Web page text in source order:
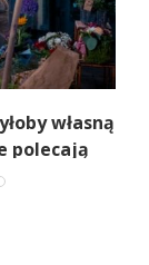
własną
polecają